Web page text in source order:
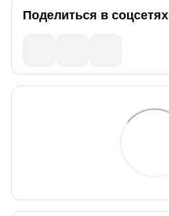
Поделиться в соцсетях